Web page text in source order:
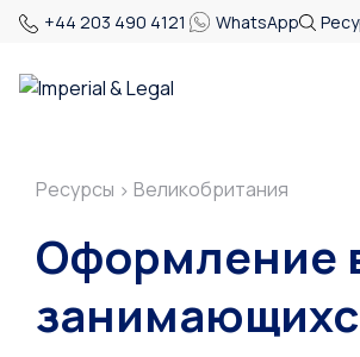
+44 203 490 4121 WhatsApp
Ресурсы > Великобритания
Оформление